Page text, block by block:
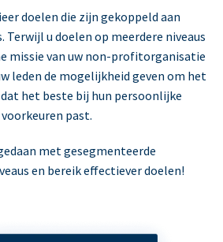
doelen die zijn gekoppeld aan
Terwijl u doelen op meerdere niveaus
missie van uw non-profitorganisatie
leden de mogelijkheid geven om het
het beste bij hun persoonlijke
voorkeuren past.
met gesegmenteerde
en bereik effectiever doelen!